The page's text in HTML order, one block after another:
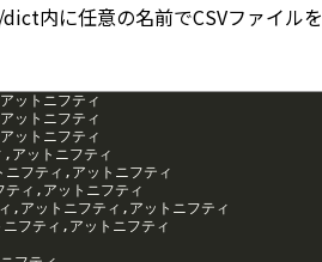
内に任意の名前でCSVファイルを
アットニフティ
アットニフティ
アットニフティ
, アットニフティ
ニフティ , アットニフティ
ティ , アットニフティ
, アットニフティ , アットニフティ
ニフティ , アットニフティ